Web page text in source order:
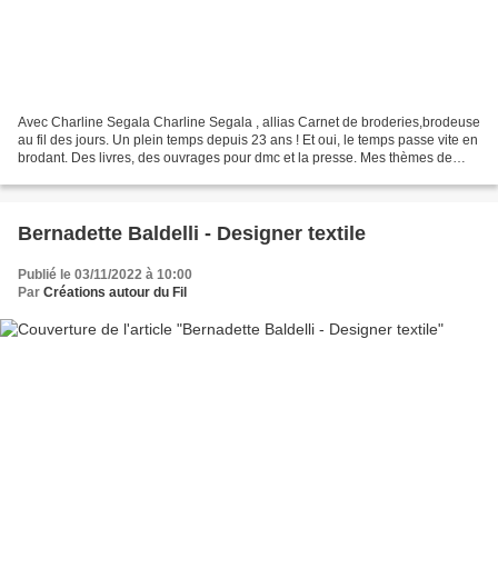
Avec Charline Segala Charline Segala , allias Carnet de broderies,brodeuse
au fil des jours. Un plein temps depuis 23 ans ! Et oui, le temps passe vite en
brodant. Des livres, des ouvrages pour dmc et la presse. Mes thèmes de
Bernadette Baldelli - Designer textile
Publié le 03/11/2022 à 10:00
Par Créations autour du Fil